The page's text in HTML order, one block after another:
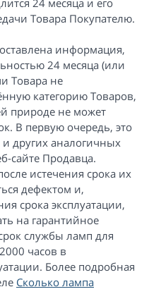
24 месяца и его
Товара Покупателю.
информация,
24 месяца (или
Товара не
категорию Товаров,
природе не может
В первую очередь, это
и других аналогичных
сайте Продавца.
истечения срока их
дефектом и,
срока эксплуатации,
на гарантийное
службы ламп для
часов в
Более подробная
Сколько лампа